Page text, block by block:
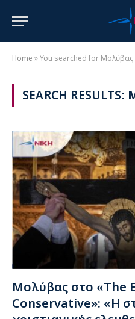
Home »You searched for Μολύβας
SEARCH RESULTS:
Μολύβας στο «The
Conservative»: «Η